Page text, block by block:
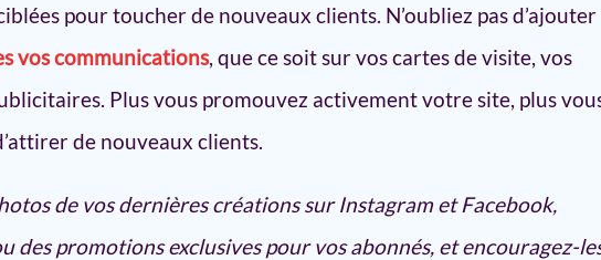
pour toucher de nouveaux clients. N’oubliez pas d’ajouter
vos communications, que ce soit sur vos cartes de visite, vos
Plus vous promouvez activement votre site, plus
de nouveaux clients.
de vos dernières créations sur Instagram et Facebook,
des promotions exclusives pour vos abonnés, et encouragez-